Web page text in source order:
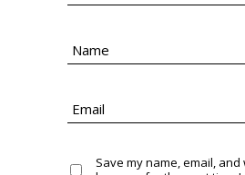
Save my name, email,